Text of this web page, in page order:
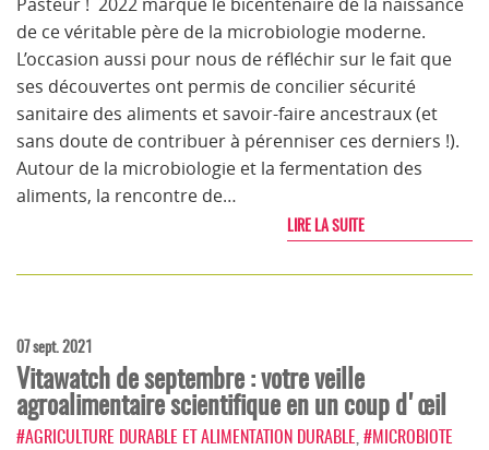
de ce véritable père de la microbiologie moderne.
L’occasion aussi pour nous de réfléchir sur le fait que
ses découvertes ont permis de concilier sécurité
sanitaire des aliments et savoir-faire ancestraux (et
sans doute de contribuer à pérenniser ces derniers !).
Autour de la microbiologie et la fermentation des
aliments, la rencontre de…
LIRE LA SUITE
07 sept. 2021
Vitawatch de septembre : votre veille
agroalimentaire scientifique en un coup d'œil
#AGRICULTURE DURABLE ET ALIMENTATION DURABLE #MICROBIOTE